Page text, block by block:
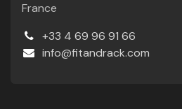
France
+33 4 69 96 91 66
info@fitandrack.com